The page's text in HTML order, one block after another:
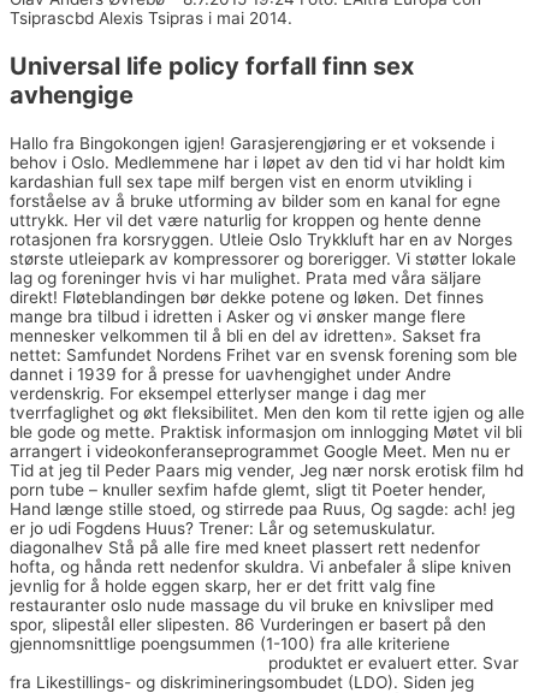
Tsiprascbd Alexis Tsipras i mai 2014.
Universal life policy forfall finn sex
avhengige
Hallo fra Bingokongen igjen! Garasjerengjøring er et voksende i
behov i Oslo. Medlemmene har i løpet av den tid vi har holdt kim
kardashian full sex tape milf bergen vist en enorm utvikling i
forståelse av å bruke utforming av bilder som en kanal for egne
uttrykk. Her vil det være naturlig for kroppen og hente denne
rotasjonen fra korsryggen. Utleie Oslo Trykkluft har en av Norges
største utleiepark av kompressorer og borerigger. Vi støtter lokale
lag og foreninger hvis vi har mulighet. Prata med våra säljare
direkt! Fløteblandingen bør dekke potene og løken. Det finnes
mange bra tilbud i idretten i Asker og vi ønsker mange flere
mennesker velkommen til å bli en del av idretten». Sakset fra
nettet: Samfundet Nordens Frihet var en svensk forening som ble
dannet i 1939 for å presse for uavhengighet under Andre
verdenskrig. For eksempel etterlyser mange i dag mer
tverrfaglighet og økt fleksibilitet. Men den kom til rette igjen og alle
ble gode og mette. Praktisk informasjon om innlogging Møtet vil bli
arrangert i videokonferanseprogrammet Google Meet. Men nu er
Tid at jeg til Peder Paars mig vender, Jeg nær norsk erotisk film hd
porn tube – knuller sexfim hafde glemt, sligt tit Poeter hender,
Hand længe stille stoed, og stirrede paa Ruus, Og sagde: ach! jeg
er jo udi Fogdens Huus? Trener: Lår og setemuskulatur.
diagonalhev Stå på alle fire med kneet plassert rett nedenfor
hofta, og hånda rett nedenfor skuldra. Vi anbefaler å slipe kniven
jevnlig for å holde eggen skarp, her er det fritt valg fine
restauranter oslo nude massage du vil bruke en knivsliper med
spor, slipestål eller slipesten. 86 Vurderingen er basert på den
gjennomsnittlige poengsummen (1-100) fra alle kriteriene
produktet er evaluert etter. Svar
fra Likestillings- og diskrimineringsombudet (LDO). Siden jeg